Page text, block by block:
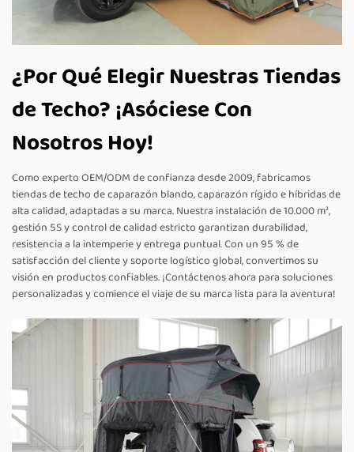
¿Por Qué Elegir Nuestras Tiendas
de Techo? ¡Asóciese Con
Nosotros Hoy!
Como experto OEM/ODM de confianza desde 2009, fabricamos
tiendas de techo de caparazón blando, caparazón rígido e híbridas de
alta calidad, adaptadas a su marca. Nuestra instalación de 10.000 m²,
gestión 5S y control de calidad estricto garantizan durabilidad,
resistencia a la intemperie y entrega puntual. Con un 95 % de
satisfacción del cliente y soporte logístico global, convertimos su
visión en productos confiables. ¡Contáctenos ahora para soluciones
personalizadas y comience el viaje de su marca lista para la aventura!